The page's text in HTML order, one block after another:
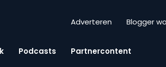
Adverteren Blogger
Podcasts Partnercontent